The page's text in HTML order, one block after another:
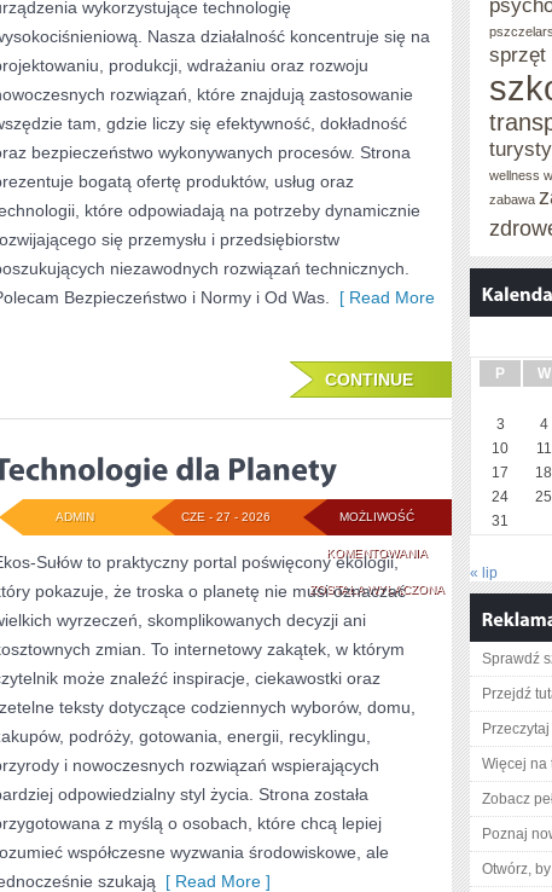
wykorzystujące technologię
Nasza działalność koncentruje się na
produkcji, wdrażaniu oraz rozwoju
rozwiązań, które znajdują zastosowanie
tam, gdzie liczy się efektywność, dokładność
bezpieczeństwo wykonywanych procesów. Strona
bogatą ofertę produktów, usług oraz
które odpowiadają na potrzeby dynamicznie
się przemysłu i przedsiębiorstw
niezawodnych rozwiązań technicznych.
Bezpieczeństwo i Normy i Od Was.
[ Read More
CONTINUE
MOŻLIWOŚĆ
KOMENTOWANIATECHNOLOGIE
DLA
PLANETY
ZOSTAŁA WYŁĄCZONA
CZE - 27 - 2026
ADMIN
Sułów to praktyczny portal poświęcony ekologii,
pokazuje, że troska o planetę nie musi oznaczać
wyrzeczeń, skomplikowanych decyzji ani
zmian. To internetowy zakątek, w którym
może znaleźć inspiracje, ciekawostki oraz
teksty dotyczące codziennych wyborów, domu,
podróży, gotowania, energii, recyklingu,
i nowoczesnych rozwiązań wspierających
odpowiedzialny styl życia. Strona została
z myślą o osobach, które chcą lepiej
współczesne wyzwania środowiskowe, ale
szukają [ Read More ]
sprzęt
wellness
zabawa
P W
3
4
10
11
17
18
24
25
31
« lip
Sprawdź
Przejdź
Przeczytaj
Więcej na
Zobacz
Poznaj
Otwórz,